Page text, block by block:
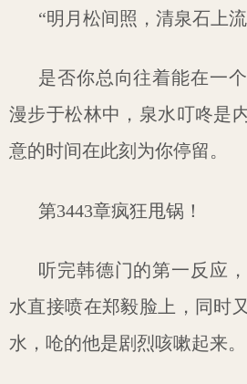
“明月松间照，清泉石上
是否你总向往着能在一
漫步于松林中，泉水叮咚是
意的时间在此刻为你停留。
第3443章疯狂甩锅！
听完韩德门的第一反应
水直接喷在郑毅脸上，同时
水，呛的他是剧烈咳嗽起来。